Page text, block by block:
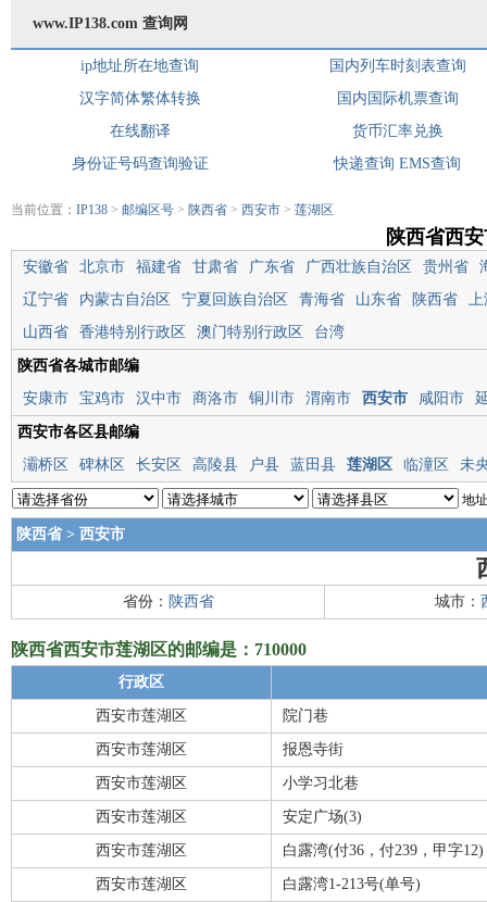
www.IP138.com 查询网
ip地址所在地查询
国内列车时刻表查询
汉字简体繁体转换
国内国际机票查询
在线翻译
货币汇率兑换
身份证号码查询验证
快递查询 EMS查询
当前位置： IP138 > 邮编区号 > 陕西省 > 西安市 > 莲湖区
陕西省西
安徽省 北京市 福建省 甘肃省 广东省 广西壮族自治区 贵州省
辽宁省
内蒙古自治区 宁夏回族自治区 青海省 山东省 陕西省
上
山西省
香港特别行政区 澳门特别行政区 台湾
陕西省各城市邮编
安康市
宝鸡市 汉中市 商洛市 铜川市 渭南市 西安市 咸阳市
西安市各区县邮编
灞桥区
碑林区 长安区 高陵县 户县 蓝田县 莲湖区 临潼区 未
地
陕西省> 西安市
省份： 陕西省 城市：
陕西省西安市莲湖区的邮编是：710000
行政区
西安市莲湖区 院门巷
西安市莲湖区 报恩寺街
西安市莲湖区 小学习北巷
西安市莲湖区 安定广场(3)
西安市莲湖区 白露湾(付36，付239，甲字12)
西安市莲湖区 白露湾1-213号(单号)